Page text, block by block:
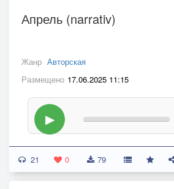
Апрель (narrativ)
Жанр Авторская
Размещено 17.06.2025 11:15
▶
21 0 79